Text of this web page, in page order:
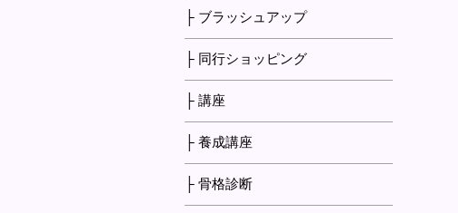
├ ブラッシュアップ
├ 同行ショッピング
├ 講座
├ 養成講座
├ 骨格診断